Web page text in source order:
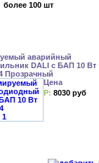
более 100 шт
аварийный
DALI с БАП 10 Вт
Прозрачный
Цена
Р: 8030 руб